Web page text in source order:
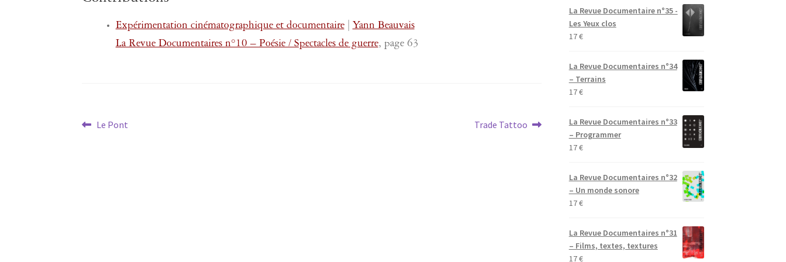
Expérimentation cinématographique et documentaire|Yann Beauvais
La Revue Documentaires n°10 – Poésie / Spectacles de guerre, page 63
Navigation
Article
Le Pont
Article
Trade Tattoo
La Revue Documentaire n°35 -
Les Yeux clos
17€
La Revue Documentaires n°34
– Terrains
17€
La Revue Documentaires n°33
– Programmer
17€
La Revue Documentaires n°32
– Un monde sonore
17€
La Revue Documentaires n°31
– Films, textes, textures
17€